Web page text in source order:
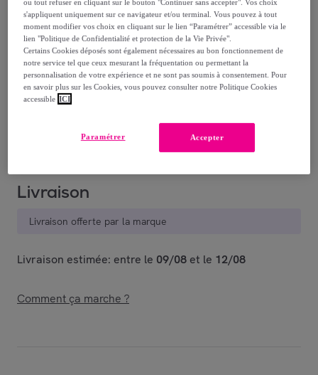
Reprise possible de votre ancien produit,
voir les conditions.
Livraison
Livraison offerte par la marque
Livraison estimée: entre le 09/08 et le 12/08
Comment ça marche ?
ou tout refuser en cliquant sur le bouton "Continuer sans accepter". Vos choix
s'appliquent uniquement sur ce navigateur et/ou terminal. Vous pouvez à tout
moment modifier vos choix en cliquant sur le lien “Paramétrer” accessible via le
lien "Politique de Confidentialité et protection de la Vie Privée".
Certains Cookies déposés sont également nécessaires au bon fonctionnement de
notre service tel que ceux mesurant la fréquentation ou permettant la
personnalisation de votre expérience et ne sont pas soumis à consentement. Pour
en savoir plus sur les Cookies, vous pouvez consulter notre Politique Cookies
accessible ICI
Accepter
Paramétrer